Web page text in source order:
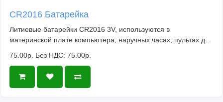
CR2016 Батарейка
Литиевые батарейки CR2016 3V, используются в
материнской плате компьютера, наручных часах, пультах д..
75.00р. Без НДС: 75.00р.